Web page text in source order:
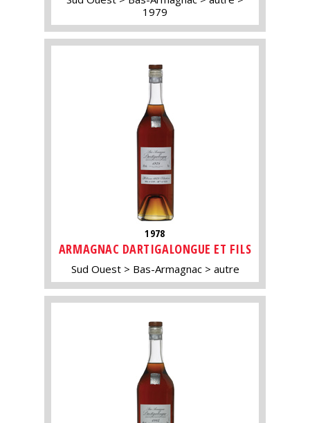
1979
1978
ARMAGNAC DARTIGALONGUE ET FILS
Sud Ouest Bas-Armagnac autre